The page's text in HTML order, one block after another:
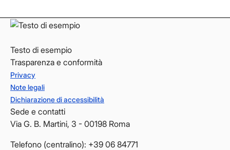
Testo di esempio
Trasparenza e conformità
Privacy
Note legali
Dichiarazione di accessibilità
Sede e contatti
Via G. B. Martini, 3 - 00198 Roma
Telefono (centralino): +39 06 84771